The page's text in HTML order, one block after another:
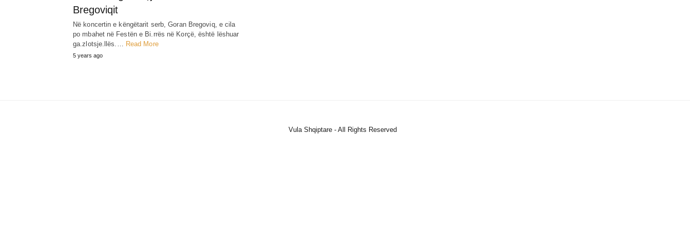
Bregoviqit
Në koncertin e këngëtarit serb, Goran Bregoviq, e cila
po mbahet në Festën e Bi.rrës në Korçë, është lëshuar
ga.zlotsje.llës.… Read More
5 years ago
Vula Shqiptare - All Rights Reserved